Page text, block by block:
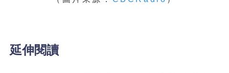
延伸閱讀